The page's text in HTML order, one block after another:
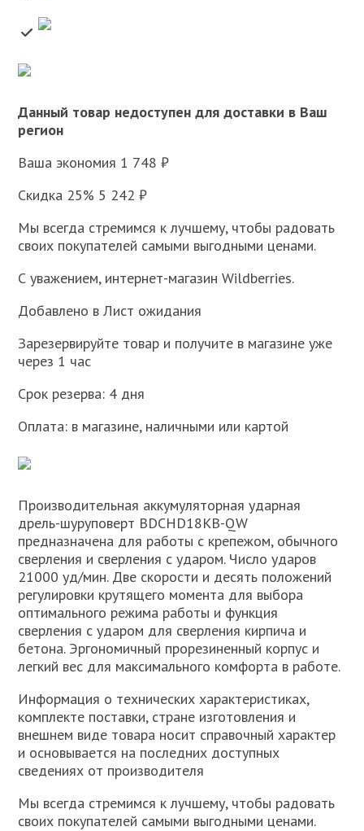
Данный товар недоступен для доставки в Ваш
регион
Ваша экономия 1 748 ₽
Скидка 25% 5 242 ₽
Мы всегда стремимся к лучшему, чтобы радовать
своих покупателей самыми выгодными ценами.
С уважением, интернет-магазин Wildberries.
Добавлено в Лист ожидания
Зарезервируйте товар и получите в магазине уже
через 1 час
Срок резерва: 4 дня
Оплата: в магазине, наличными или картой
Производительная аккумуляторная ударная
дрель-шуруповерт BDCHD18KB-QW
предназначена для работы с крепежом, обычного
сверления и сверления с ударом. Число ударов
21000 уд/мин. Две скорости и десять положений
регулировки крутящего момента для выбора
оптимального режима работы и функция
сверления с ударом для сверления кирпича и
бетона. Эргономичный прорезиненный корпус и
легкий вес для максимального комфорта в работе.
Информация о технических характеристиках,
комплекте поставки, стране изготовления и
внешнем виде товара носит справочный характер
и основывается на последних доступных
сведениях от производителя
Мы всегда стремимся к лучшему, чтобы радовать
своих покупателей самыми выгодными ценами.